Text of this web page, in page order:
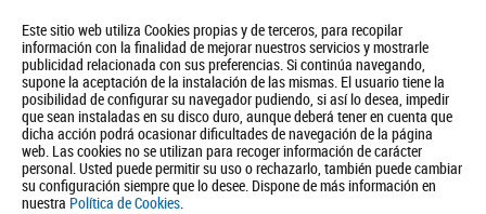
Este sitio web utiliza Cookies propias y de terceros, para recopilar
información con la finalidad de mejorar nuestros servicios y mostrarle
publicidad relacionada con sus preferencias. Si continúa navegando,
supone la aceptación de la instalación de las mismas. El usuario tiene la
posibilidad de configurar su navegador pudiendo, si así lo desea, impedir
que sean instaladas en su disco duro, aunque deberá tener en cuenta que
dicha acción podrá ocasionar dificultades de navegación de la página
web. Las cookies no se utilizan para recoger información de carácter
personal. Usted puede permitir su uso o rechazarlo, también puede cambiar
su configuración siempre que lo desee. Dispone de más información en
nuestra Política de Cookies.
Quiénes somos Turismo Política de Privacidad Aviso Legal
Política de Cookies
BUSCAR